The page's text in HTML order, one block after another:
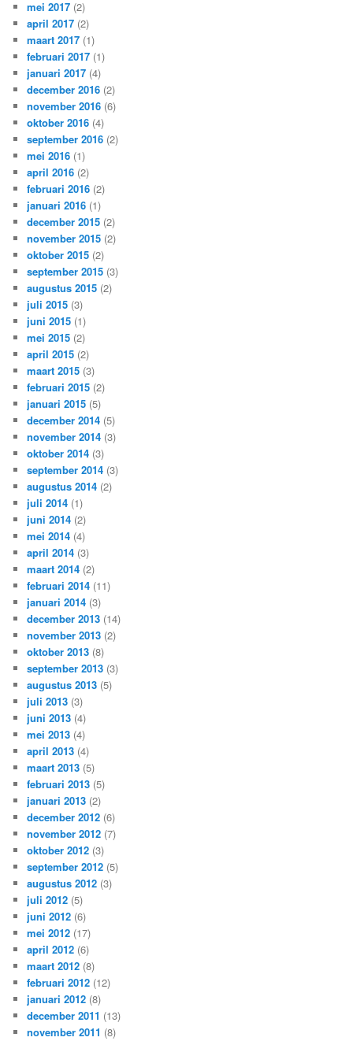
mei 2017 (2)
april 2017 (2)
maart 2017 (1)
februari 2017 (1)
januari 2017 (4)
december 2016 (2)
november 2016 (6)
oktober 2016 (4)
september 2016 (2)
mei 2016 (1)
april 2016 (2)
februari 2016 (2)
januari 2016 (1)
december 2015 (2)
november 2015 (2)
oktober 2015 (2)
september 2015 (3)
augustus 2015 (2)
juli 2015 (3)
juni 2015 (1)
mei 2015 (2)
april 2015 (2)
maart 2015 (3)
februari 2015 (2)
januari 2015 (5)
december 2014 (5)
november 2014 (3)
oktober 2014 (3)
september 2014 (3)
augustus 2014 (2)
juli 2014 (1)
juni 2014 (2)
mei 2014 (4)
april 2014 (3)
maart 2014 (2)
februari 2014 (11)
januari 2014 (3)
december 2013 (14)
november 2013 (2)
oktober 2013 (8)
september 2013 (3)
augustus 2013 (5)
juli 2013 (3)
juni 2013 (4)
mei 2013 (4)
april 2013 (4)
maart 2013 (5)
februari 2013 (5)
januari 2013 (2)
december 2012 (6)
november 2012 (7)
oktober 2012 (3)
september 2012 (5)
augustus 2012 (3)
juli 2012 (5)
juni 2012 (6)
mei 2012 (17)
april 2012 (6)
maart 2012 (8)
februari 2012 (12)
januari 2012 (8)
december 2011 (13)
november 2011 (8)